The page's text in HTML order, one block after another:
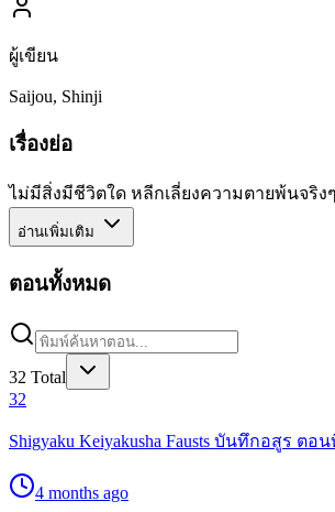
ผู้เขียน
Saijou, Shinji
เรื่องย่อ
ไม่มีสิ่งมีชีวิตใด หลีกเลี่ยงความตายพ้นจริง
อ่านเพิ่มเติม
ตอนทั้งหมด
32 Total
32
Shigyaku Keiyakusha Fausts บันทึกอสูร ตอน
4 months ago